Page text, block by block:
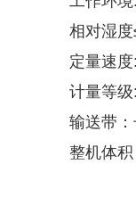
相对湿
定量速
计量等
输送带
整机体